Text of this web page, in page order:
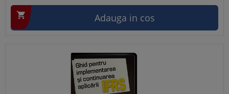
 Adauga in cos